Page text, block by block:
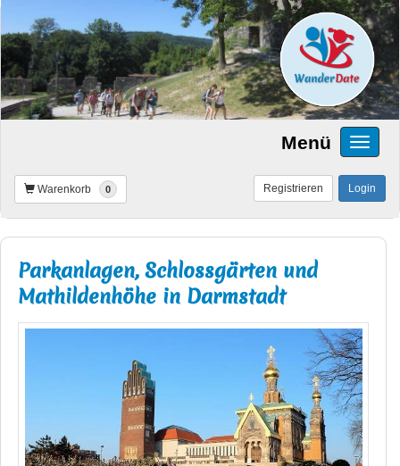
Menü
Warenkorb 0 Login
Registrieren
Parkanlagen, Schlossgärten und
Mathildenhöhe in Darmstadt